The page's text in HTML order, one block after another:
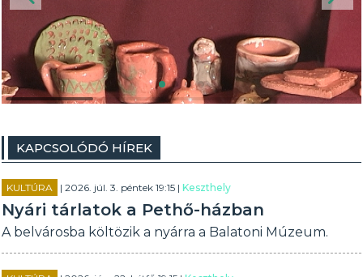
KAPCSOLÓDÓ HÍREK
KULTÚRA | 2026. júl. 3. péntek 19:15 |Keszthely
Nyári tárlatok a Pethő-házban
A belvárosba költözik a nyárra a Balatoni Múzeum.